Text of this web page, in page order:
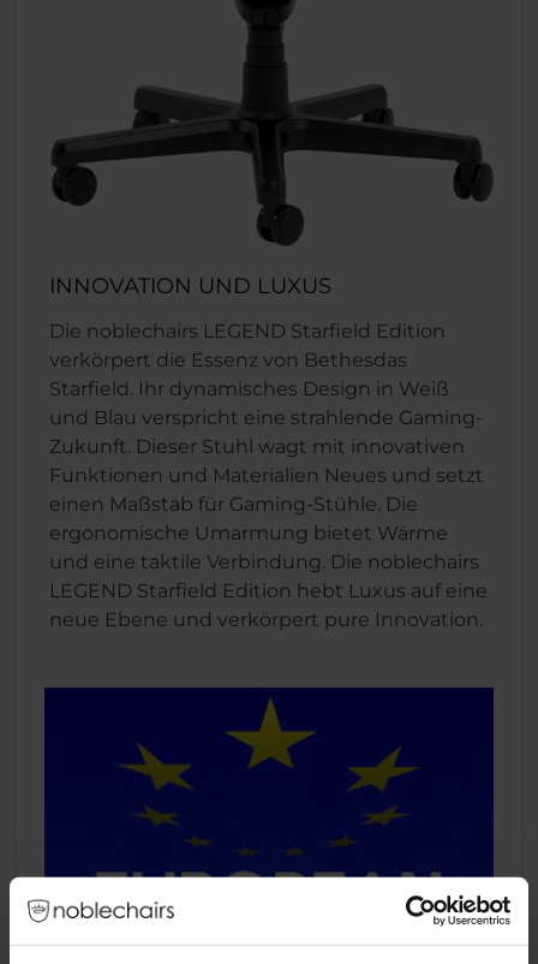
INNOVATION UND LUXUS
Die noblechairs LEGEND Starfield Edition
verkörpert die Essenz von Bethesdas
Starfield. Ihr dynamisches Design in Weiß
und Blau verspricht eine strahlende Gaming-
Zukunft. Dieser Stuhl wagt mit innovativen
Funktionen und Materialien Neues und setzt
einen Maßstab für Gaming-Stühle. Die
ergonomische Umarmung bietet Wärme
und eine taktile Verbindung. Die noblechairs
LEGEND Starfield Edition hebt Luxus auf eine
neue Ebene und verkörpert pure Innovation.